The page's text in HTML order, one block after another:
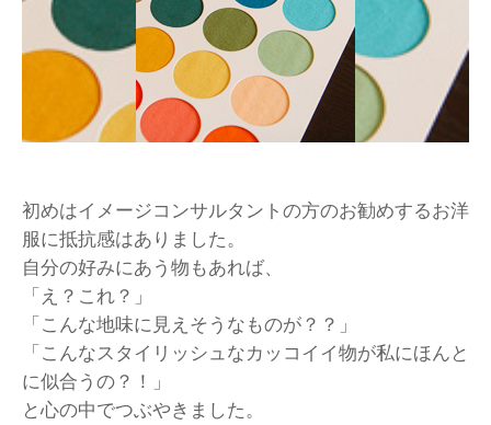
初めはイメージコンサルタントの方のお勧めするお洋
服に抵抗感はありました。
自分の好みにあう物もあれば、
「え？これ？」
「こんな地味に見えそうなものが？？」
「こんなスタイリッシュなカッコイイ物が私にほんと
に似合うの？！」
と心の中でつぶやきました。